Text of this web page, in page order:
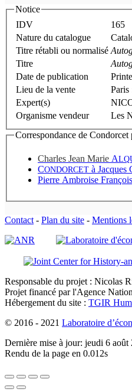
Notice
IDV
165
Nature du catalogue
Titre rétabli ou normalisé
Titre
Date de publication
Lieu de la vente
Paris
Expert(s)
Organisme vendeur
Les
Correspondance de
Charles Jean Marie A
CONDORCET à Jacques
Pierre Ambroise
Contact - Plan du site - Mentions
Responsable du projet : Nicolas
Projet financé par l'Agence
Hébergement du site : TGIR
© 2016 - 2021 Laboratoire
Dernière mise à jour: jeudi 6 août
Rendu de la page en 0.012s